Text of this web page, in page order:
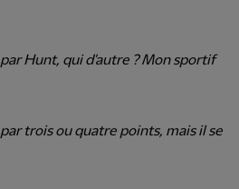
Hunt, qui d'autre ? Mon sportif
trois ou quatre points, mais il se